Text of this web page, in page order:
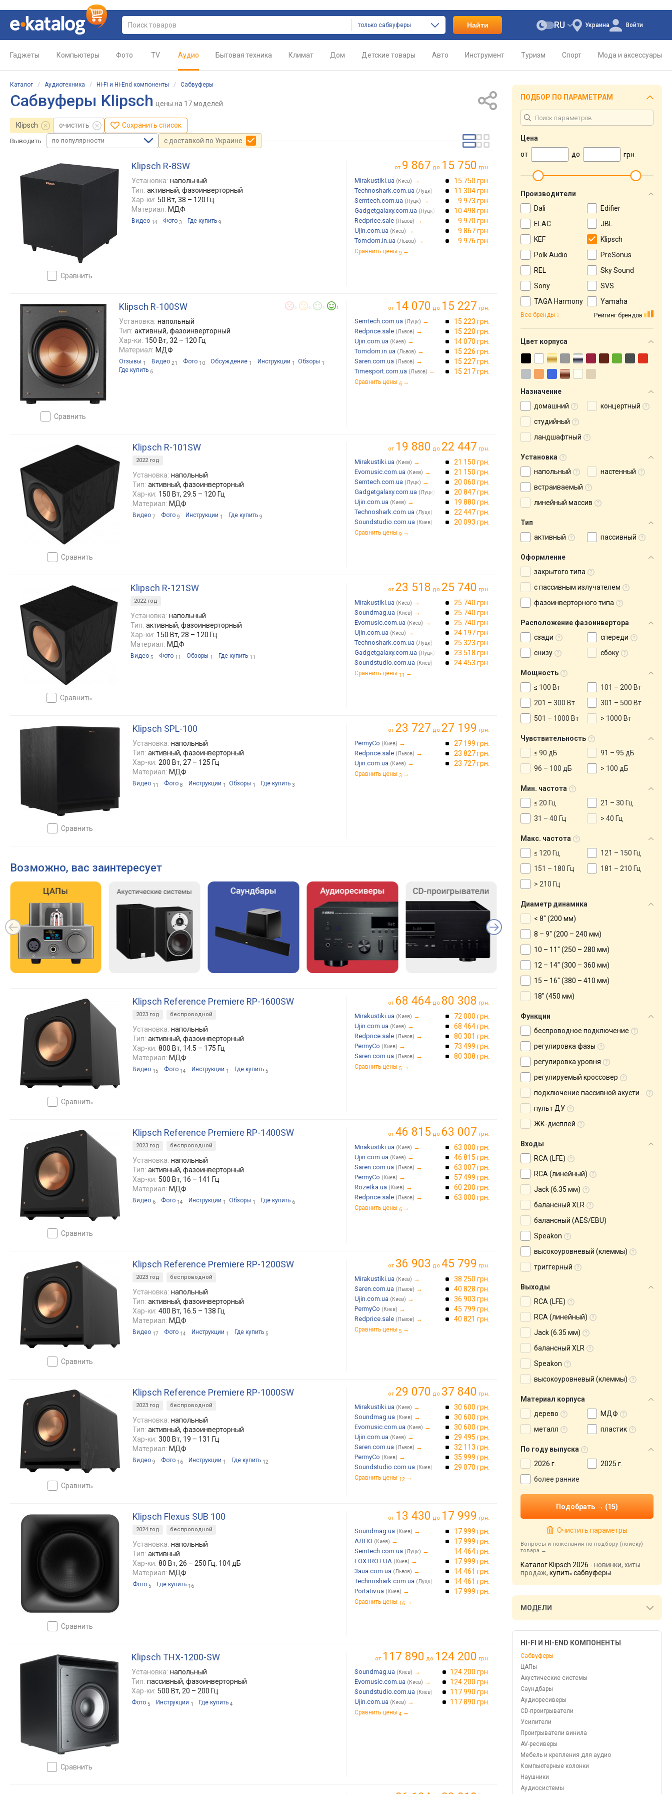
только сабвуферы Найти Украина
RU Войти
Гаджеты Компьютеры Фото TV Аудио Бытовая техника Климат Дом Детские товары Авто Инструмент Туризм Спорт Мода и аксессуары
Каталог / Аудиотехника / Hi-Fi и Hi-End компоненты / Сабвуферы
Сабвуферы Klipsch цены на 17 моделей
Klipsch очистить Сохранить список
Выводить по популярности с доставкой по Украине
сравнить
Klipsch R-8SW
Установка: напольный
Тип: активный, фазоинверторный
Хар-ки: 50 Вт, 38 – 120 Гц
Материал: МДФ
Видео 14 Фото 3 Где купить 9
от 9 867 до 15 750 грн.
Mirakustiki.ua (Киев) → 15 750 грн.
Technoshark.com.ua (Луцк) 11 304 грн.
Semtech.com.ua (Луцк) → 9 973 грн.
Gadgetgalaxy.com.ua (Луцк) 10 498 грн.
Redprice.sale (Львов) → 9 970 грн.
Ujin.com.ua (Киев) → 9 867 грн.
Tomdom.in.ua (Львов) → 9 976 грн.
Сравнить цены 9 →
сравнить
Klipsch R-100SW 1
Установка: напольный
Тип: активный, фазоинверторный
Хар-ки: 150 Вт, 32 – 120 Гц
Материал: МДФ
Отзывы 1 Видео 21 Фото 10 Обсуждение 1 Инструкции 1 Обзоры 1
Где купить 6
от 14 070 до 15 227 грн.
Semtech.com.ua (Луцк) → 15 223 грн.
Redprice.sale (Львов) → 15 220 грн.
Ujin.com.ua (Киев) → 14 070 грн.
Tomdom.in.ua (Львов) → 15 226 грн.
Saren.com.ua (Львов) → 15 227 грн.
Timesport.com.ua (Львов) → 15 217 грн.
Сравнить цены 6 →
сравнить
Klipsch R-101SW
2022 год
Установка: напольный
Тип: активный, фазоинверторный
Хар-ки: 150 Вт, 29.5 – 120 Гц
Материал: МДФ
Видео 7 Фото 9 Инструкции 1 Где купить 9
от 19 880 до 22 447 грн.
Mirakustiki.ua (Киев) → 21 150 грн.
Evomusic.com.ua (Киев) → 21 150 грн.
Semtech.com.ua (Луцк) → 20 060 грн.
Gadgetgalaxy.com.ua (Луцк) 20 847 грн.
Ujin.com.ua (Киев) → 19 880 грн.
Technoshark.com.ua (Луцк) 22 447 грн.
Soundstudio.com.ua (Киев) 20 093 грн.
Сравнить цены 9 →
сравнить
Klipsch R-121SW
2022 год
Установка: напольный
Тип: активный, фазоинверторный
Хар-ки: 150 Вт, 28 – 120 Гц
Материал: МДФ
Видео 5 Фото 11 Обзоры 1 Где купить 11
от 23 518 до 25 740 грн.
Mirakustiki.ua (Киев) → 25 740 грн.
Soundmag.ua (Киев) → 25 740 грн.
Evomusic.com.ua (Киев) → 25 740 грн.
Ujin.com.ua (Киев) → 24 197 грн.
Technoshark.com.ua (Луцк) 25 323 грн.
Gadgetgalaxy.com.ua (Луцк) 23 518 грн.
Soundstudio.com.ua (Киев) 24 453 грн.
Сравнить цены 11 →
сравнить
Klipsch SPL-100
Установка: напольный
Тип: активный, фазоинверторный
Хар-ки: 200 Вт, 27 – 125 Гц
Материал: МДФ
Видео 11 Фото 8 Инструкции 1 Обзоры 1 Где купить 3
от 23 727 до 27 199 грн.
PermyCo (Киев) → 27 199 грн.
Redprice.sale (Львов) → 23 827 грн.
Ujin.com.ua (Киев) → 23 727 грн.
Сравнить цены 3 →
Возможно, вас заинтересует
сравнить
Klipsch Reference Premiere RP-1600SW
2023 год беспроводной
Установка: напольный
Тип: активный, фазоинверторный
Хар-ки: 800 Вт, 14.5 – 175 Гц
Материал: МДФ
Видео 15 Фото 14 Инструкции 1 Где купить 5
от 68 464 до 80 308 грн.
Mirakustiki.ua (Киев) → 72 000 грн.
Ujin.com.ua (Киев) → 68 464 грн.
Redprice.sale (Львов) → 80 301 грн.
PermyCo (Киев) → 73 499 грн.
Saren.com.ua (Львов) → 80 308 грн.
Сравнить цены 5 →
сравнить
Klipsch Reference Premiere RP-1400SW
2023 год беспроводной
Установка: напольный
Тип: активный, фазоинверторный
Хар-ки: 500 Вт, 16 – 141 Гц
Материал: МДФ
Видео 6 Фото 14 Инструкции 1 Обзоры 1 Где купить 6
от 46 815 до 63 007 грн.
Mirakustiki.ua (Киев) → 63 000 грн.
Ujin.com.ua (Киев) → 46 815 грн.
Saren.com.ua (Львов) → 63 007 грн.
PermyCo (Киев) → 57 499 грн.
Rozetka.ua (Киев) → 60 200 грн.
Redprice.sale (Львов) → 63 000 грн.
Сравнить цены 6 →
сравнить
Klipsch Reference Premiere RP-1200SW
2023 год беспроводной
Установка: напольный
Тип: активный, фазоинверторный
Хар-ки: 400 Вт, 16.5 – 138 Гц
Материал: МДФ
Видео 17 Фото 14 Инструкции 1 Где купить 5
от 36 903 до 45 799 грн.
Mirakustiki.ua (Киев) → 38 250 грн.
Saren.com.ua (Львов) → 40 828 грн.
Ujin.com.ua (Киев) → 36 903 грн.
PermyCo (Киев) → 45 799 грн.
Redprice.sale (Львов) → 40 821 грн.
Сравнить цены 5 →
сравнить
Klipsch Reference Premiere RP-1000SW
2023 год беспроводной
Установка: напольный
Тип: активный, фазоинверторный
Хар-ки: 300 Вт, 19 – 131 Гц
Материал: МДФ
Видео 9 Фото 16 Инструкции 1 Где купить 12
от 29 070 до 37 840 грн.
Mirakustiki.ua (Киев) → 30 600 грн.
Soundmag.ua (Киев) → 30 600 грн.
Evomusic.com.ua (Киев) → 30 600 грн.
Ujin.com.ua (Киев) → 29 495 грн.
Saren.com.ua (Львов) → 32 113 грн.
PermyCo (Киев) → 35 999 грн.
Soundstudio.com.ua (Киев) 29 070 грн.
Сравнить цены 12 →
сравнить
Klipsch Flexus SUB 100
2024 год беспроводной
Установка: напольный
Тип: активный
Хар-ки: 80 Вт, 26 – 250 Гц, 104 дБ
Материал: МДФ
Фото 5 Где купить 16
от 13 430 до 17 999 грн.
Soundmag.ua (Киев) → 17 999 грн.
АЛЛО (Киев) → 17 999 грн.
Semtech.com.ua (Луцк) → 14 464 грн.
FOXTROT.UA (Киев) → 17 999 грн.
3aua.com.ua (Львов) → 14 461 грн.
Technoshark.com.ua (Луцк) 14 461 грн.
Portativ.ua (Киев) → 17 999 грн.
Сравнить цены 16 →
сравнить
Klipsch THX-1200-SW
Установка: напольный
Тип: пассивный, фазоинверторный
Хар-ки: 500 Вт, 20 – 200 Гц
Фото 5 Инструкции 1 Где купить 4
от 117 890 до 124 200 грн.
Soundmag.ua (Киев) → 124 200 грн.
Evomusic.com.ua (Киев) → 124 200 грн.
Soundstudio.com.ua (Киев) 117 990 грн.
Ujin.com.ua (Киев) → 117 890 грн.
Сравнить цены 4 →
ПОДБОР ПО ПАРАМЕТРАМ
Цена
от
до грн.
Производители
Dali
Edifier
ELAC
JBL
KEF
Klipsch
Polk Audio
PreSonus
REL
Sky Sound
Sony
SVS
TAGA Harmony
Yamaha
Рейтинг брендов
Все бренды
Цвет корпуса
Назначение
домашний
концертный
студийный
ландшафтный
Установка
напольный
настенный
встраиваемый
линейный массив
Тип
активный
пассивный
Оформление
закрытого типа
с пассивным излучателем
фазоинверторного типа
Расположение фазоинвертора
сзади
спереди
снизу
сбоку
Мощность
≤ 100 Вт
101 – 200 Вт
201 – 300 Вт
301 – 500 Вт
501 – 1000 Вт
> 1000 Вт
Чувствительность
≤ 90 дБ
91 – 95 дБ
96 – 100 дБ
> 100 дБ
Мин. частота
≤ 20 Гц
21 – 30 Гц
31 – 40 Гц
> 40 Гц
Макс. частота
≤ 120 Гц
121 – 150 Гц
151 – 180 Гц
181 – 210 Гц
> 210 Гц
Диаметр динамика
< 8" (200 мм)
8 – 9" (200 – 240 мм)
10 – 11" (250 – 280 мм)
12 – 14" (300 – 360 мм)
15 – 16" (380 – 410 мм)
18" (450 мм)
Функции
беспроводное подключение
регулировка фазы
регулировка уровня
регулируемый кроссовер
подключение пассивной акустики
пульт ДУ
ЖК-дисплей
Входы
RCA (LFE)
RCA (линейный)
Jack (6.35 мм)
балансный XLR
балансный (AES/EBU)
Speakon
высокоуровневый (клеммы)
триггерный
Выходы
RCA (LFE)
RCA (линейный)
Jack (6.35 мм)
балансный XLR
Speakon
высокоуровневый (клеммы)
Материал корпуса
дерево
МДФ
металл
пластик
По году выпуска
2026 г.
2025 г.
более ранние
Очистить параметры
Вопросы и пожелания по подбору (поиску)
товара
Каталог Klipsch 2026 - новинки, хиты
продаж, купить сабвуферы
МОДЕЛИ
HI-FI И HI-END КОМПОНЕНТЫ
Сабвуферы
ЦАПы
Акустические системы
Саундбары
Аудиоресиверы
CD-проигрыватели
Усилители
Проигрыватели винила
AV-ресиверы
Мебель и крепления для аудио
Компьютерные колонки
Наушники
Аудиосистемы